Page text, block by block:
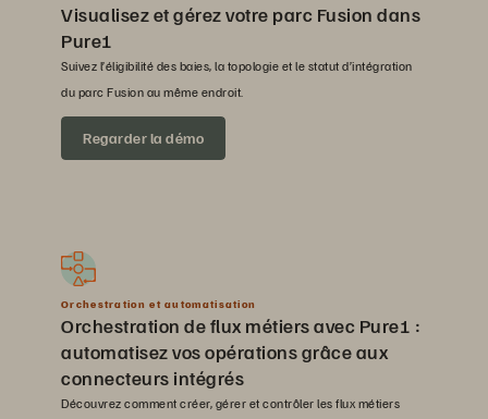
Visualisez et gérez votre parc Fusion dans
Pure1
Suivez l’éligibilité des baies, la topologie et le statut d’intégration
du parc Fusion au même endroit.
Regarder la démo
Orchestration et automatisation
Orchestration de flux métiers avec Pure1 :
automatisez vos opérations grâce aux
connecteurs intégrés
Découvrez comment créer, gérer et contrôler les flux métiers